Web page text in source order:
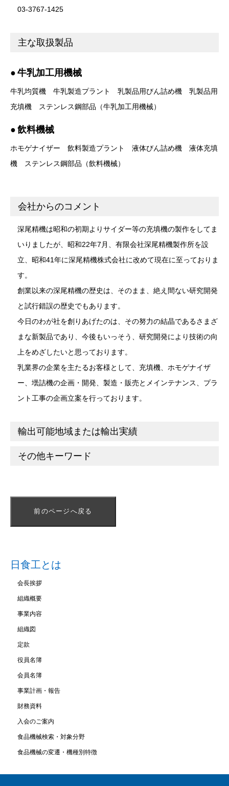
03-3767-1425
主な取扱製品
牛乳加工用機械
牛乳均質機 牛乳製造プラント 乳製品用びん詰め機
乳製品用
充填機
ステンレス鋼部品（牛乳加工用機械）
飲料機械
ホモゲナイザー 飲料製造プラント 液体びん詰め機
液体充填
機
ステンレス鋼部品（飲料機械）
会社からのコメント
深尾精機は昭和の初期よりサイダー等の充填機の製作をしてま
いりましたが、昭和22年7月、有限会社深尾精機製作所を設
立、昭和41年に深尾精機株式会社に改めて現在に至っておりま
す。
創業以来の深尾精機の歴史は、そのまま、絶え間ない研究開発
と試行錯誤の歴史でもあります。
今日のわが社を創りあげたのは、その努力の結晶であるさまざ
まな新製品であり、今後もいっそう、研究開発により技術の向
上をめざしたいと思っております。
乳業界の企業を主たるお客様として、充填機、ホモゲナイザ
ー、壜詰機の企画・開発、製造・販売とメインテナンス、プラ
ント工事の企画立案を行っております。
輸出可能地域または輸出実績
その他キーワード
前のページへ戻る
日食工とは
会長挨拶
組織概要
事業内容
組織図
定款
役員名簿
会員名簿
事業計画・報告
財務資料
入会のご案内
食品機械検索・対象分野
食品機械の変遷・機種別特徴